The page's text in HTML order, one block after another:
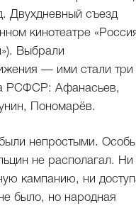
Двухдневный съезд
кинотеатре
Выбрали
— ими стали три
РСФСР: Афанасьев,
Пономарёв.
непростыми.
не располагал. Ни
кампанию, ни
было, но народная